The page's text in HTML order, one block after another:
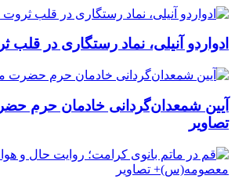
ادواردو آنیلی، نماد رستگاری در قلب
آیین شمعدان‌گردانی خادمان حرم
تصاویر